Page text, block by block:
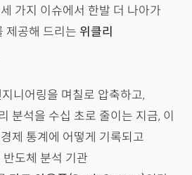
가지 이슈에서 한발 더 나아가
제공해 드리는 위클리
니어링을 며칠로 압축하고,
분석을 수십 초로 줄이는 지금, 이
제 통계에 어떻게 기록되고
도체 분석 기관